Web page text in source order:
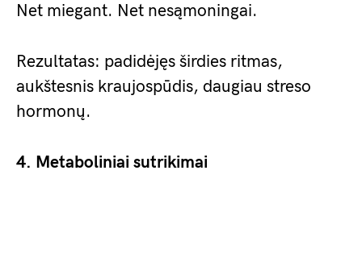
Net miegant. Net nesąmoningai.
Rezultatas: padidėjęs širdies ritmas,
aukštesnis kraujospūdis, daugiau streso
hormonų.
4. Metaboliniai sutrikimai